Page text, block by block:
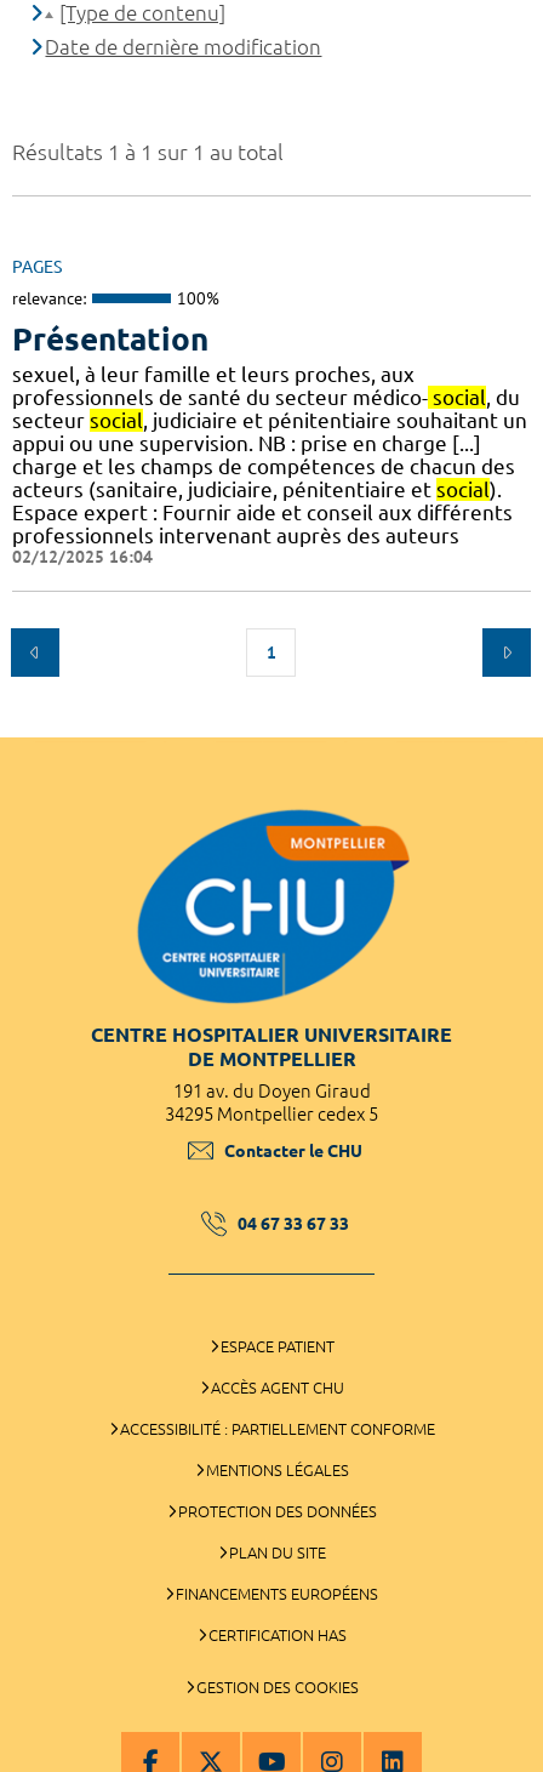
Résultats 1 à 1 sur 1 au total
PAGES
relevance: 100%
Présentation
sexuel, à leur famille et leurs proches, aux
professionnels de santé du secteur médico- social , du
secteur social , judiciaire et pénitentiaire souhaitant un
appui ou une supervision. NB : prise en charge [...]
charge et les champs de compétences de chacun des
acteurs (sanitaire, judiciaire, pénitentiaire et social).
Espace expert : Fournir aide et conseil aux différents
professionnels intervenant auprès des auteurs
02/12/2025 16:04
1
[Type de contenu]
Date de dernière modification
CENTRE HOSPITALIER UNIVERSITAIRE
DE MONTPELLIER
191 av. du Doyen Giraud
34295 Montpellier cedex 5
Contacter le CHU
04 67 33 67 33
ESPACE PATIENT
ACCÈS AGENT CHU
ACCESSIBILITÉ : PARTIELLEMENT CONFORME
MENTIONS LÉGALES
PROTECTION DES DONNÉES
PLAN DU SITE
FINANCEMENTS EUROPÉENS
CERTIFICATION HAS
GESTION DES COOKIES